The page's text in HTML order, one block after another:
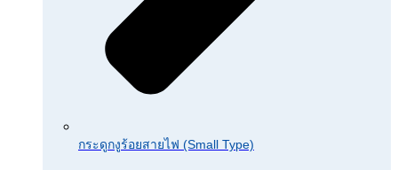
กระดูกงูร้อยสายไฟ (Small Type)